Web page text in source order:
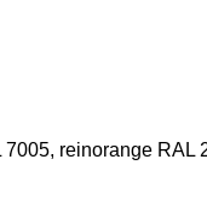
reinorange